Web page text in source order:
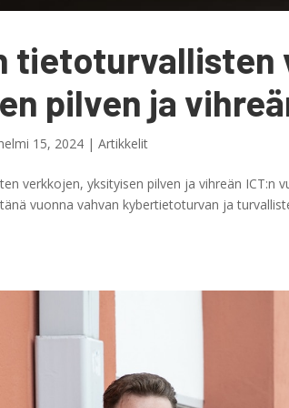
tietoturvallisten
pilven ja
15, 2024 |Artikkelit
verkkojen, yksityisen pilven ja vihreän ICT:n
vuonna vahvan kybertietoturvan ja